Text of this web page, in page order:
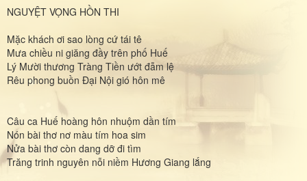
NGUYỆT VỌNG HỒN THI
Mặc khách ơi sao lòng cứ tái tê
Mưa chiều ni giăng đầy trên phố Huế
Lý Mười thương Tràng Tiền ướt đẫm lệ
Rêu phong buồn Đại Nội gió hôn mê
Câu ca Huế hoàng hôn nhuộm dần tím
Nón bài thơ nơ màu tím hoa sim
Nửa bài thơ còn dang dỡ đi tìm
Trăng trinh nguyên nỗi niềm Hương Giang lắng